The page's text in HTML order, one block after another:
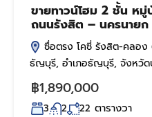
ขายทาวน์โฮม 2 ชั้น ห
ถนนรังสิต – นครนายก
ซื่อตรง โคซี่ รังสิต-คลอง
ธัญบุรี, อำเภอธัญบุรี, จังหวัด
฿1,890,000
3 2 22 ตารางวา